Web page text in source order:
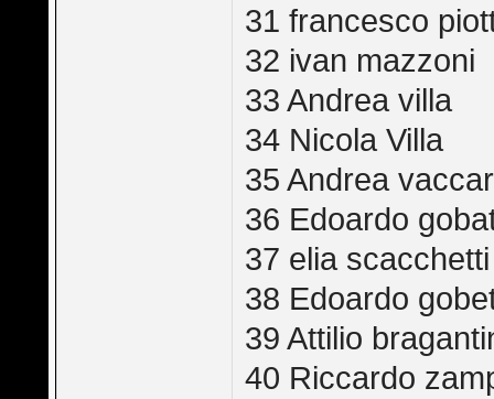
31 francesco
32 ivan mazzoni
33 Andrea villa
34 Nicola Villa
35 Andrea
36 Edoardo
37 elia scacchetti
38 Edoardo
39 Attilio
40 Riccardo